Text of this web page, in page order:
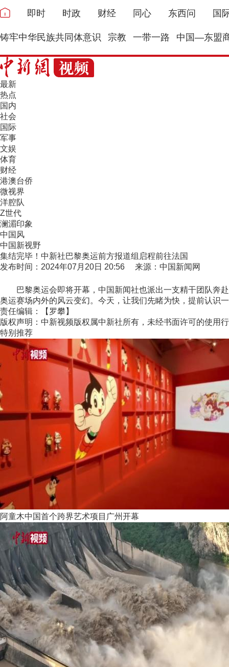
即时 时政 财经 同心 东西问 国
铸牢中华民族共同体意识 宗教 一带一路 中国—东盟
最新
热点
国内
社会
国际
军事
文娱
体育
财经
港澳台侨
微视界
洋腔队
Z世代
澜湄印象
中国风
中国新视野
集结完毕！中新社巴黎奥运前方报道组启程前往法国
发布时间：2024年07月20日 20:56 来源：中国新闻网
巴黎奥运会即将开幕，中国新闻社也派出一支精干团队奔赴
奥运赛场内外的风云变幻。今天，让我们先睹为快，提前认识
责任编辑：【罗攀】
版权声明：中新视频版权属中新社所有，未经书面许可的使用
特别推荐
阿童木中国首个跨界艺术项目广州开幕